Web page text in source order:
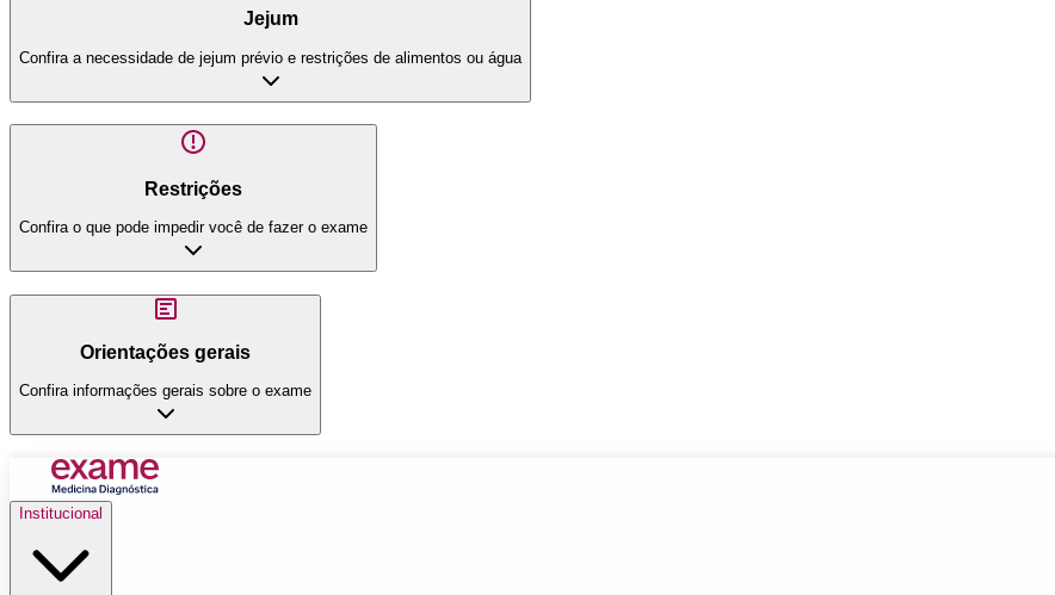
Jejum
Confira a necessidade de jejum prévio e restrições de alimentos ou água
Restrições
Confira o que pode impedir você de fazer o exame
Orientações gerais
Confira informações gerais sobre o exame
Institucional